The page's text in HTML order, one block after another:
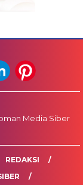
Media Siber
REDAKSI